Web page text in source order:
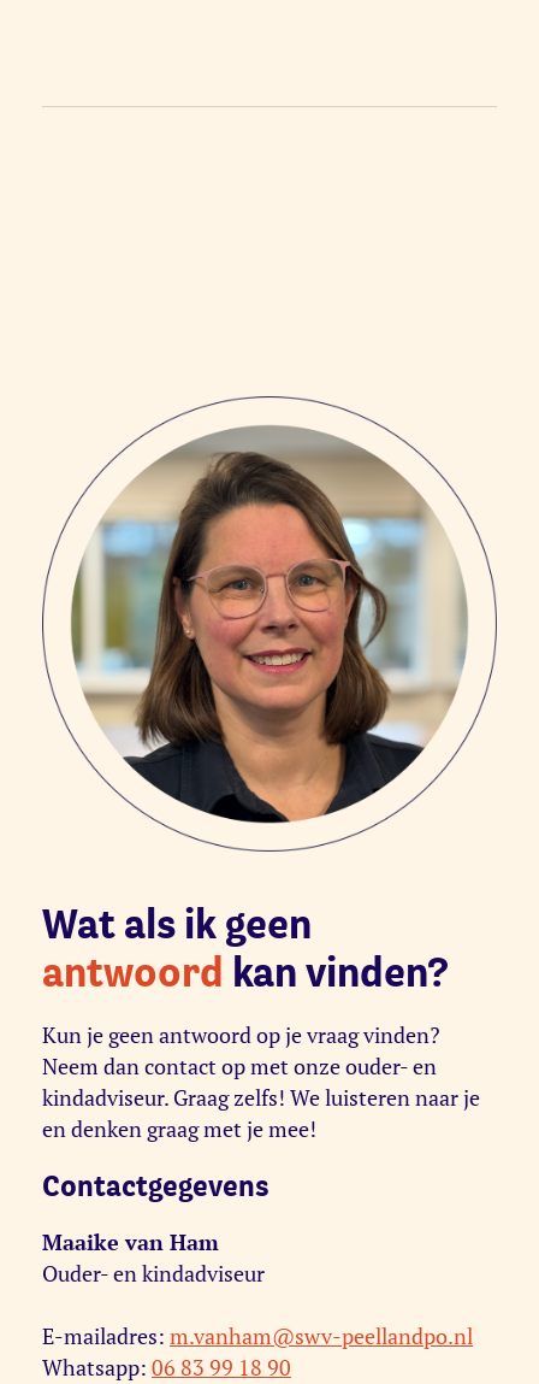
Wat als ik geen
antwoord kan vinden?
Kun je geen antwoord op je vraag vinden?
Neem dan contact op met onze ouder- en
kindadviseur. Graag zelfs! We luisteren naar je
en denken graag met je mee!
Contactgegevens
Maaike van Ham
Ouder- en kindadviseur
E-mailadres: m.vanham@swv-peellandpo.nl
Whatsapp: 06 83 99 18 90